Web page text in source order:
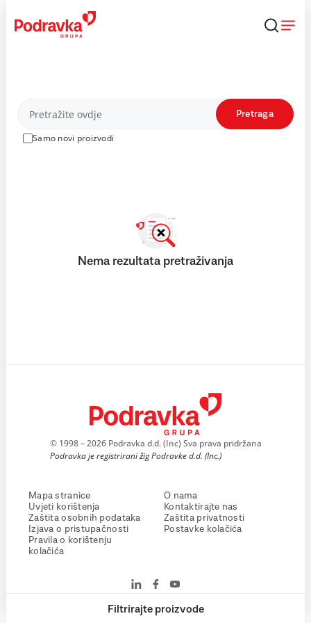
content
Proizvodi
Samo novi proizvodi
Pretraga
Filtrirajte proizvode
Nema rezultata pretraživanja
© 1998 – 2026 Podravka d.d. (Inc) Sva prava pridržana
Podravka je registrirani žig Podravke d.d. (Inc.)
Mapa stranice
Uvjeti korištenja
Zaštita osobnih podataka
Izjava o pristupačnosti
Pravila o korištenju
kolačića
O nama
Kontaktirajte nas
Zaštita privatnosti
Postavke kolačića